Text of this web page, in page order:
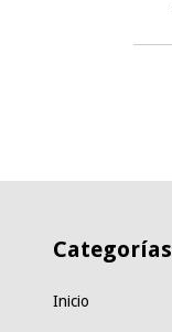
Categorías
Inicio